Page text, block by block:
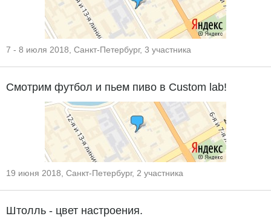
7 - 8 июля 2018, Санкт-Петербург, 3 участника
Смотрим футбол и пьем пиво в Custom lab!
19 июня 2018, Санкт-Петербург, 2 участника
Штолль - цвет настроения.